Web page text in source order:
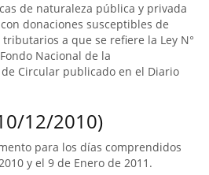
de naturaleza pública y privada
donaciones susceptibles de
a que se refiere la Ley N°
Nacional de la
Circular publicado en el Diario
12/2010)
para los días comprendidos
y el 9 de Enero de 2011.